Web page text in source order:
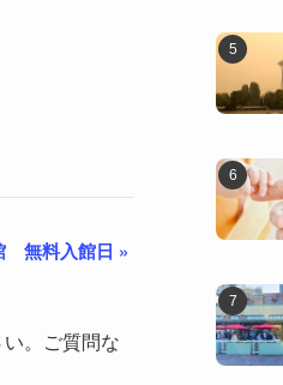
無料入館日 »
。ご質問な